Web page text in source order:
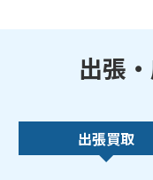
出張
出張買取